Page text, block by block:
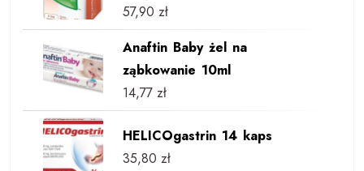
57,90 zł
Anaftin Baby żel na
ząbkowanie 10ml
14,77 zł
HELICOgastrin 14 kaps
35,80 zł